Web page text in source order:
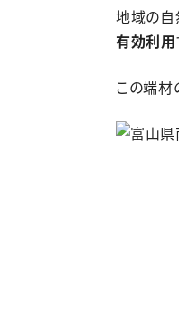
地域の自
有効利用
この端材